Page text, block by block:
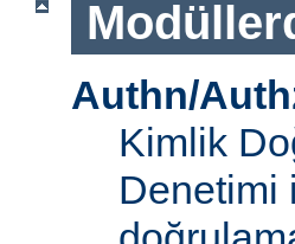
Authn/
Kimlik
Denetimi